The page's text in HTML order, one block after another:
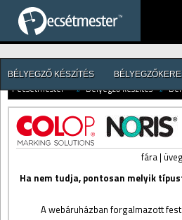
BÉLYEGZŐ KÉSZÍTÉS
Pecsétmester™ // Bélyegző készítés //
fára |
Ha nem tudja, pontosan melyik
A webáruházban forgalmazott